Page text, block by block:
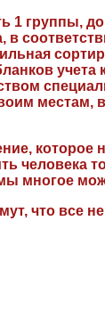
1 группы,
местам,
которое
человека
многое
что все